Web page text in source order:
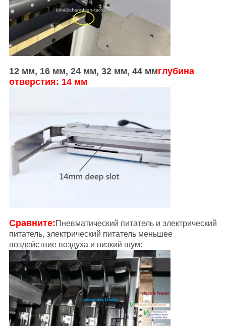
12 мм, 16 мм, 24 мм, 32 мм, 44 ммглубина
отверстия: 14 мм
Сравните:Пневматический питатель и электрический
питатель, электрический питатель меньшее
воздействие воздуха и низкий шум: